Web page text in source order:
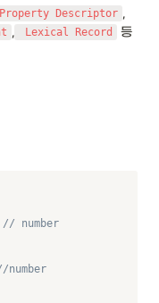
Property Descriptor
, Lexical Record 등
// number
number